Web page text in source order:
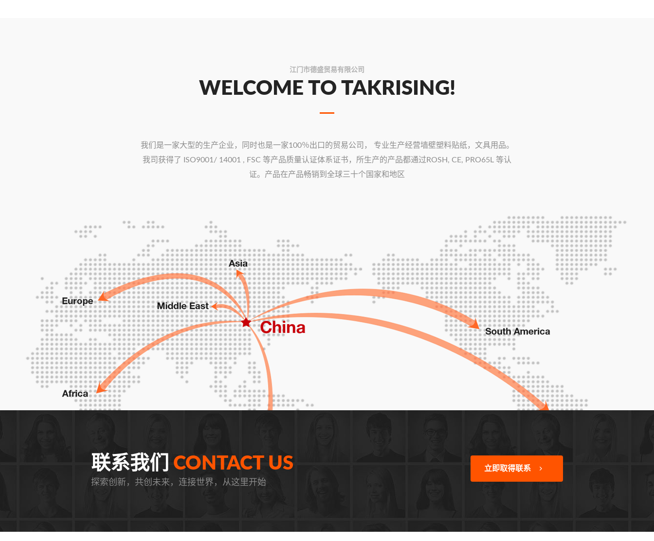
冷静贴
STICKER
创造一个宁静、放松的环境
江门市德盛贸易有限公司
WELCOME TO TAKRISING!
我们是一家大型的生产企业，同时也是一家100％出口的贸易公司， 专业生产经营墙壁塑料贴纸，文具用品。
我司获得了 ISO9001/ 14001 , FSC 等产品质量认证体系证书，所生产的产品都通过ROSH, CE, PRO65L 等认
证。产品在产品畅销到全球三十个国家和地区
联系我们 CONTACT US
探索创新，共创未来，连接世界，从这里开始
立即取得联系